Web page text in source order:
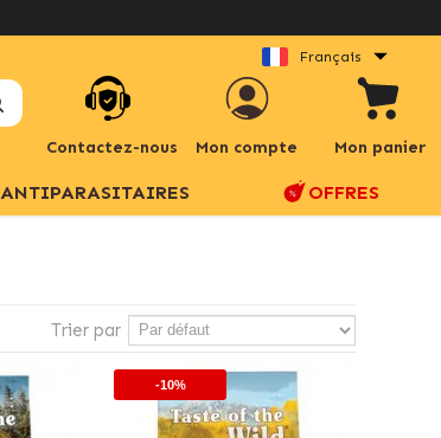
Français
Contactez-nous Mon compte Mon panier
ANTIPARASITAIRES OFFRES
Trier par
-10%